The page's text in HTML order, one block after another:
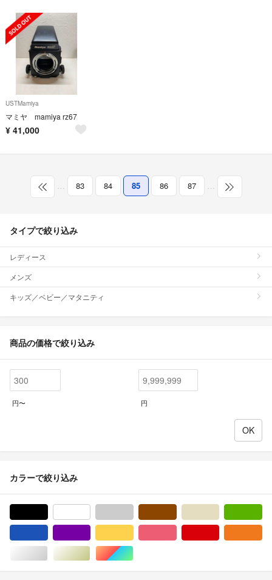
USTMamiya
マミヤ mamiya rz67
¥ 41,000
… 83 84 85 86 87 …
タイプで絞り込み
レディース
メンズ
キッズ／ベビー／マタニティ
商品の価格で絞り込み
円〜 円
カラーで絞り込み
シルバー/銀色系ゴールド/金色系マルチカラー